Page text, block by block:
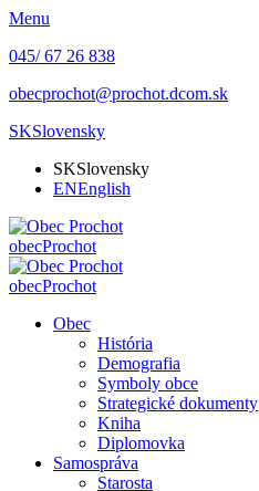
Menu
045/ 67 26 838
obecprochot@prochot.dcom.sk
SKSlovensky
SKSlovensky
ENEnglish
obecProchot
obecProchot
Obec
História
Demografia
Symboly obce
Strategické dokumenty
Kniha
Diplomovka
Samospráva
Starosta